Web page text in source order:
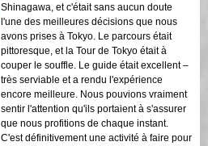
Shinagawa, et c'était sans aucun doute
l'une des meilleures décisions que nous
avons prises à Tokyo. Le parcours était
pittoresque, et la Tour de Tokyo était à
couper le souffle. Le guide était excellent –
très serviable et a rendu l'expérience
encore meilleure. Nous pouvions vraiment
sentir l'attention qu'ils portaient à s'assurer
que nous profitions de chaque instant.
C'est définitivement une activité à faire pour